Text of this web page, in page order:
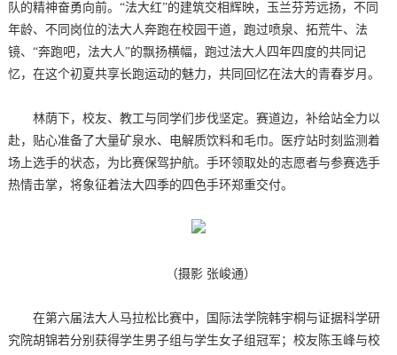
队的精神奋勇向前。“法大红”的建筑交相辉映，玉兰芬芳远扬，不同
年龄、不同岗位的法大人奔跑在校园干道，跑过喷泉、拓荒牛、法
镜、“奔跑吧，法大人”的飘扬横幅，跑过法大人四年四度的共同记
忆，在这个初夏共享长跑运动的魅力，共同回忆在法大的青春岁月。
林荫下，校友、教工与同学们步伐坚定。赛道边，补给站全力以
赴，贴心准备了大量矿泉水、电解质饮料和毛巾。医疗站时刻监测着
场上选手的状态，为比赛保驾护航。手环领取处的志愿者与参赛选手
热情击掌，将象征着法大四季的四色手环郑重交付。
（摄影 张峻通）
在第六届法大人马拉松比赛中，国际法学院韩宇桐与证据科学研
究院胡锦若分别获得学生男子组与学生女子组冠军；校友陈玉峰与校